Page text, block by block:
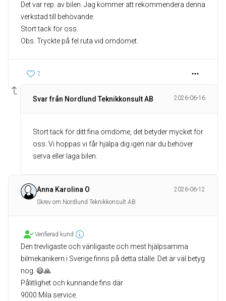
Det var rep. av bilen. Jag kommer att rekommendera denna
verkstad till behövande.
Stort tack för oss.
Obs. Tryckte på fel ruta vid omdömet.
1
Svar från Nordlund Teknikkonsult AB 2026-06-16
Stort tack för ditt fina omdöme, det betyder mycket för
oss. Vi hoppas vi får hjälpa dig igen när du behöver
serva eller laga bilen.
Anna Karolina O
2026-06-12
Skrev om Nordlund Teknikkonsult AB
Verifierad kund
Den trevligaste och vänligaste och mest hjälpsamma
bilmekanikern i Sverige finns på detta ställe. Det är väl betyg
nog. 😃🙏
Pålitlighet och kunnande fins där
9000 Mila service.